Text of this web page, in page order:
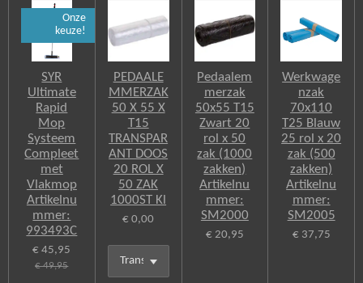
Onze
keuze!
SYR
Ultimate
Rapid
Mop
Systeem
Compleet
met
Vlakmop
Artikelnu
mmer:
993493C
€ 45,95
€ 49,95
PEDAALE
MMERZAK
50 X 55 X
T15
TRANSPAR
ANT DOOS
20 ROL X
50 ZAK
1000ST Kl
€ 0,00
Pedaalem
merzak
50x55 T15
Zwart 20
rol x 50
zak (1000
zakken)
Artikelnu
mmer:
SM2000
€ 20,95
Werkwage
nzak
70x110
T25 Blauw
25 rol x 20
zak (500
zakken)
Artikelnu
mmer:
SM2005
€ 37,75